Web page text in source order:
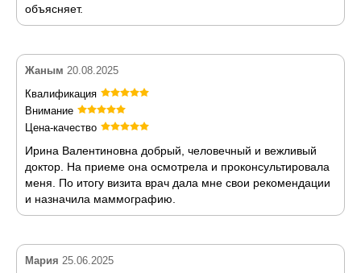
объясняет.
Жаным 20.08.2025
Квалификация
Внимание
Цена-качество
Ирина Валентиновна добрый, человечный и вежливый
доктор. На приеме она осмотрела и проконсультировала
меня. По итогу визита врач дала мне свои рекомендации
и назначила маммографию.
Мария 25.06.2025